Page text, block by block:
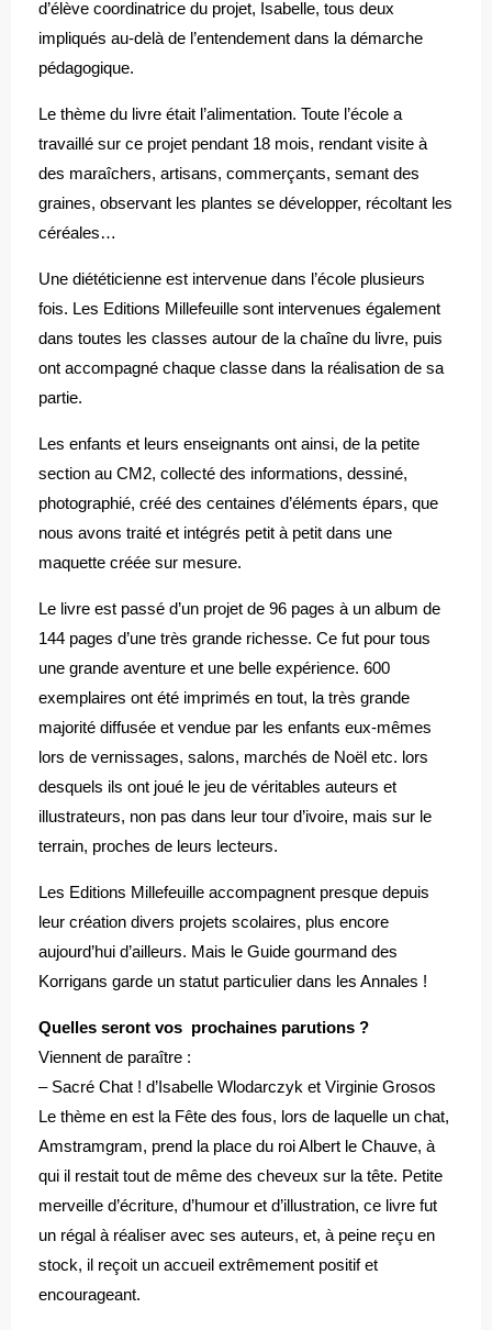
d’élève coordinatrice du projet, Isabelle, tous deux
impliqués au-delà de l’entendement dans la démarche
pédagogique.
Le thème du livre était l’alimentation. Toute l’école a
travaillé sur ce projet pendant 18 mois, rendant visite à
des maraîchers, artisans, commerçants, semant des
graines, observant les plantes se développer, récoltant les
céréales…
Une diététicienne est intervenue dans l’école plusieurs
fois. Les Editions Millefeuille sont intervenues également
dans toutes les classes autour de la chaîne du livre, puis
ont accompagné chaque classe dans la réalisation de sa
partie.
Les enfants et leurs enseignants ont ainsi, de la petite
section au CM2, collecté des informations, dessiné,
photographié, créé des centaines d’éléments épars, que
nous avons traité et intégrés petit à petit dans une
maquette créée sur mesure.
Le livre est passé d’un projet de 96 pages à un album de
144 pages d’une très grande richesse. Ce fut pour tous
une grande aventure et une belle expérience. 600
exemplaires ont été imprimés en tout, la très grande
majorité diffusée et vendue par les enfants eux-mêmes
lors de vernissages, salons, marchés de Noël etc. lors
desquels ils ont joué le jeu de véritables auteurs et
illustrateurs, non pas dans leur tour d’ivoire, mais sur le
terrain, proches de leurs lecteurs.
Les Editions Millefeuille accompagnent presque depuis
leur création divers projets scolaires, plus encore
aujourd’hui d’ailleurs. Mais le Guide gourmand des
Korrigans garde un statut particulier dans les Annales !
Quelles seront vos prochaines parutions ?
Viennent de paraître :
– Sacré Chat ! d’Isabelle Wlodarczyk et Virginie Grosos
Le thème en est la Fête des fous, lors de laquelle un chat,
Amstramgram, prend la place du roi Albert le Chauve, à
qui il restait tout de même des cheveux sur la tête. Petite
merveille d’écriture, d’humour et d’illustration, ce livre fut
un régal à réaliser avec ses auteurs, et, à peine reçu en
stock, il reçoit un accueil extrêmement positif et
encourageant.